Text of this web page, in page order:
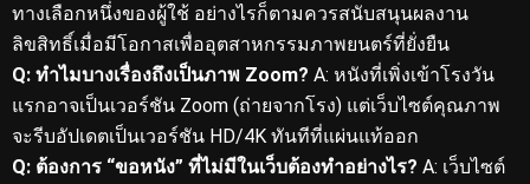
ทางเลือกหนึ่งของผู้ใช้ อย่างไรก็ตามควรสนับสนุนผลงาน
ลิขสิทธิ์เมื่อมีโอกาสเพื่ออุตสาหกรรมภาพยนตร์ที่ยั่งยืน
Q: ทำไมบางเรื่องถึงเป็นภาพ Zoom? A: หนังที่เพิ่งเข้าโรงวัน
แรกอาจเป็นเวอร์ชัน Zoom (ถ่ายจากโรง) แต่เว็บไซต์คุณภาพ
จะรีบอัปเดตเป็นเวอร์ชัน HD/4K ทันทีที่แผ่นแท้ออก
Q: ต้องการ “ขอหนัง” ที่ไม่มีในเว็บต้องทำอย่างไร? A: เว็บไซต์